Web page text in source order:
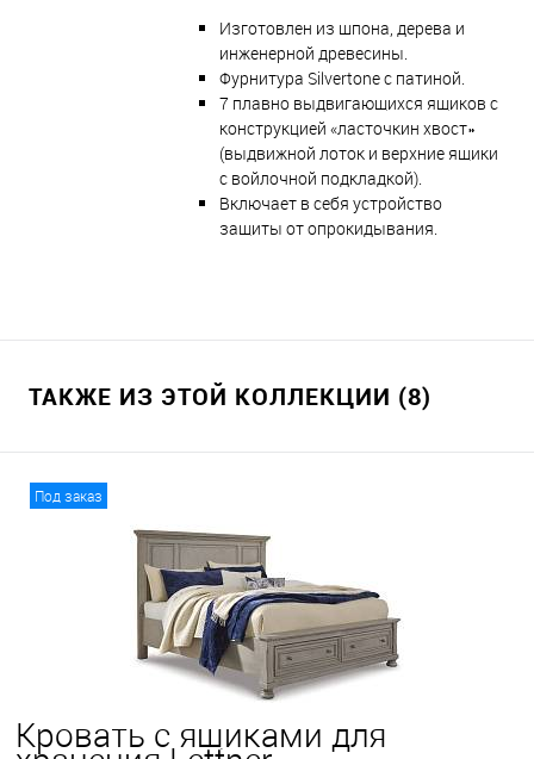
Изготовлен из шпона, дерева и
инженерной древесины.
Фурнитура Silvertone с патиной.
7 плавно выдвигающихся ящиков с
конструкцией «ласточкин хвост»
(выдвижной лоток и верхние ящики
с войлочной подкладкой).
Включает в себя устройство
защиты от опрокидывания.
ТАКЖЕ ИЗ ЭТОЙ КОЛЛЕКЦИИ (8)
Под заказ
Кровать с ящиками для